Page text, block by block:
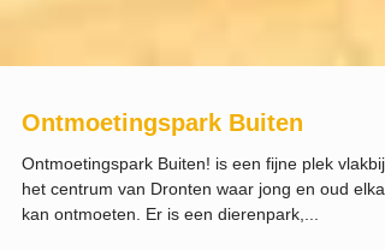
Ontmoetingspark Buiten
Ontmoetingspark Buiten! is een fijne plek vlakbij